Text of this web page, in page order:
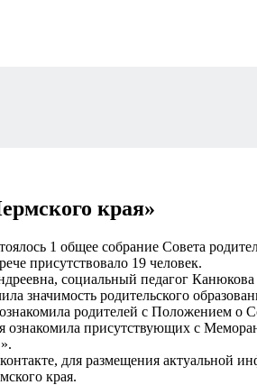
края»
1 общее собрание Совета
присутствовало 19 человек.
социальный педагог
значимость родительского
родителей с Положением о
ознакомила присутствующих с
для размещения актуальной
края.